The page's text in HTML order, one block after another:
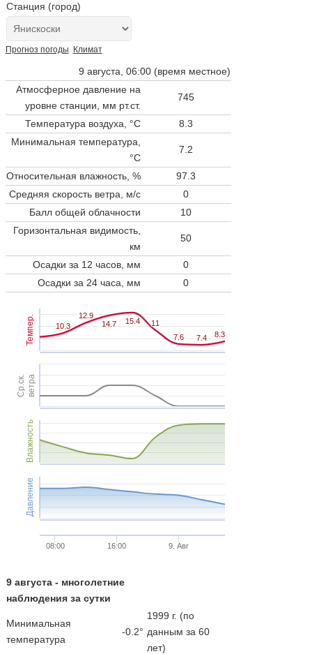
Станция (город)
Прогноз погоды Климат
9 августа, 06:00 (время местное)
Атмосферное давление на
уровне станции, мм рт.ст.
745
Температура воздуха, °C
8.3
Минимальная температура,
°C
7.2
Относительная влажность, %
97.3
Средняя скорость ветра, м/с
0
Балл общей облачности
10
Горизонтальная видимость,
км
50
Осадки за 12 часов, мм
0
Осадки за 24 часа, мм
0
Темпер.
Ср.ск.ветра
Влажность
Давление
10.3
10.3
12.9
12.9
14.7
14.7 15.4
15.4 11
11
7.6
7.6 7.4
7.4 8.3
8.3
08:00 16:00 9. Авг
9 августа - многолетние
наблюдения за сутки
Минимальная
температура
-0.2°
1999 г. (по
данным за 60
лет)